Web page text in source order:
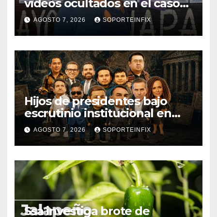
videos ocultados en el caso
Ayotzinapa como estrategia
de encubrimiento
AGOSTO 7, 2026 SOPORTEINFIX
Hijos de presidentes bajo
escrutinio institucional en
Brasil, Guinea Ecuatorial,
Angola y Estados Unidos
AGOSTO 7, 2026 SOPORTEINFIX
Ssa investiga brote de